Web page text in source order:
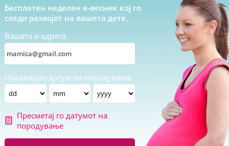
Бесплатен неделен е-весник кој го
следи развојот на вашето дете.
Вашата е-адреса
Предвиден датум на породување
Пресметај го датумот на
породување